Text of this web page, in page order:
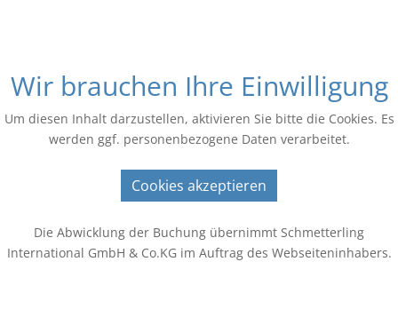
Wir brauchen Ihre Einwilligung
Um diesen Inhalt darzustellen, aktivieren Sie bitte die Cookies. Es
werden ggf. personenbezogene Daten verarbeitet.
Cookies akzeptieren
Die Abwicklung der Buchung übernimmt Schmetterling
International GmbH & Co.KG im Auftrag des Webseiteninhabers.